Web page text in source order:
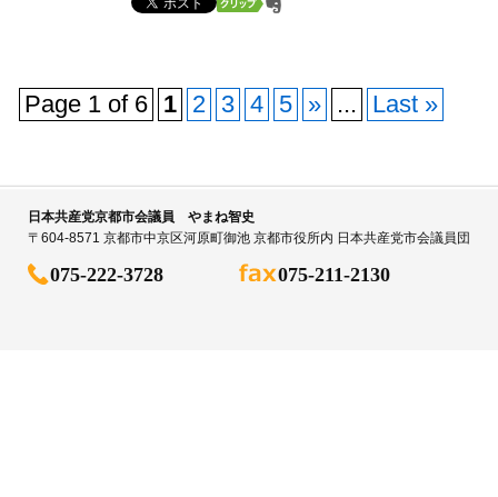
Page 1 of 6 1 2 3 4 5 » ... Last »
日本共産党京都市会議員 やまね智史
〒604-8571 京都市中京区河原町御池 京都市役所内 日本共産党市会議員団
075-222-3728 075-211-2130